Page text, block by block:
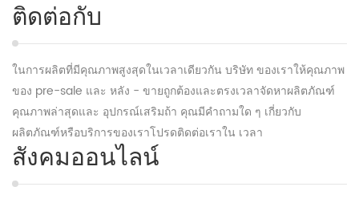
ติดต่อกับ
ในการผลิตที่มีคุณภาพสูงสุดในเวลาเดียวกัน บริษัท ของเราให้คุณภาพ
ของ pre-sale และ หลัง - ขายถูกต้องและตรงเวลาจัดหาผลิตภัณฑ์
คุณภาพล่าสุดและ อุปกรณ์เสริมถ้า คุณมีคำถามใด ๆ เกี่ยวกับ
ผลิตภัณฑ์หรือบริการของเราโปรดติดต่อเราใน เวลา
สังคมออนไลน์